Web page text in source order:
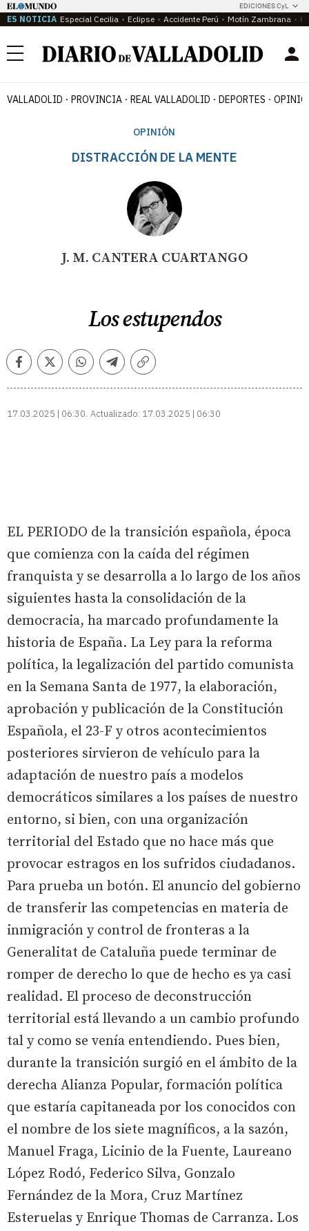
EDICIONES CyL
ES NOTICIA Especial Cecilia Eclipse Accidente Perú Motín Zambrana
Menú
VALLADOLID PROVINCIA REAL VALLADOLID DEPORTES
OPINIÓN
DISTRACCIÓN DE LA MENTE
J. M. CANTERA CUARTANGO
Los estupendos
FacebookTwitterWhatsappTelegramCopiar
17.03.2025 | 06:30 Actualizado: 17.03.2025 | 06:30
EL PERIODO de la transición española, época
que comienza con la caída del régimen
franquista y se desarrolla a lo largo de los años
siguientes hasta la consolidación de la
democracia, ha marcado profundamente la
historia de España. La Ley para la reforma
política, la legalización del partido comunista
en la Semana Santa de 1977, la elaboración,
aprobación y publicación de la Constitución
Española, el 23-F y otros acontecimientos
posteriores sirvieron de vehículo para la
adaptación de nuestro país a modelos
democráticos similares a los países de nuestro
entorno, si bien, con una organización
territorial del Estado que no hace más que
provocar estragos en los sufridos ciudadanos.
Para prueba un botón. El anuncio del gobierno
de transferir las competencias en materia de
inmigración y control de fronteras a la
Generalitat de Cataluña puede terminar de
romper de derecho lo que de hecho es ya casi
realidad. El proceso de deconstrucción
territorial está llevando a un cambio profundo
tal y como se venía entendiendo. Pues bien,
durante la transición surgió en el ámbito de la
derecha Alianza Popular, formación política
que estaría capitaneada por los conocidos con
el nombre de los siete magníficos, a la sazón,
Manuel Fraga, Licinio de la Fuente, Laureano
López Rodó, Federico Silva, Gonzalo
Fernández de la Mora, Cruz Martínez
Esteruelas y Enrique Thomas de Carranza. Los